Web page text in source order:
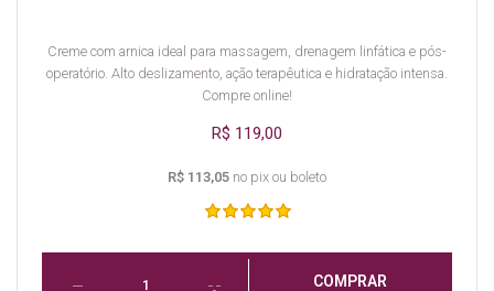
Creme com arnica ideal para massagem, drenagem linfática e pós-
operatório. Alto deslizamento, ação terapêutica e hidratação intensa.
Compre online!
R$ 119,00
R$ 113,05 no pix ou boleto
COMPRAR